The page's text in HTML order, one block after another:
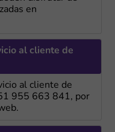
en
al cliente de
al cliente de
955 663 841, por